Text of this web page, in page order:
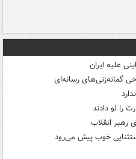
علیه ایران
گمانه‌زنی‌های رسانه‌ای
را لو دادند
خوب پیش می‌رود